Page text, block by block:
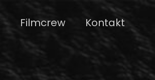
Filmcrew Kontakt